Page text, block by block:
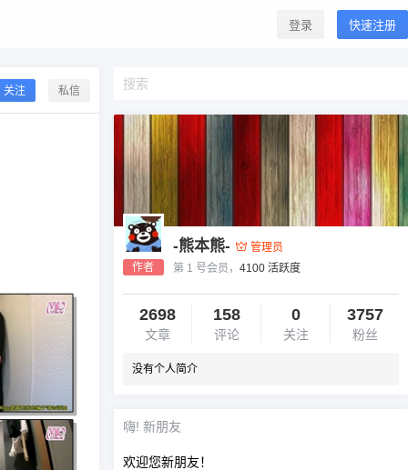
登录 快速注册
关注 私信
作者
-熊本熊-
管理员
第 1 号会员， 4100 活跃度
2698
文章
158
评论
0
关注
3757
粉丝
没有个人简介
嗨! 新朋友
欢迎您新朋友！